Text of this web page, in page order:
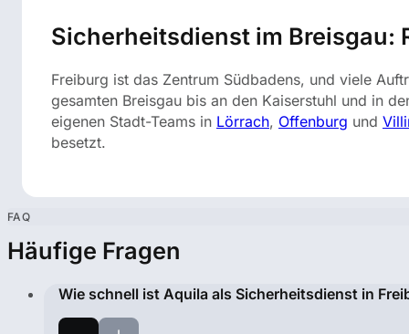
Sicherheitsdienst im Breisgau:
Freiburg ist das Zentrum Südbadens, und viele
gesamten Breisgau bis an den Kaiserstuhl und in
eigenen Stadt-Teams in Lörrach, Offenburg und
besetzt.
FAQ
Häufige Fragen
Wie schnell ist Aquila als Sicherheitsdienst in